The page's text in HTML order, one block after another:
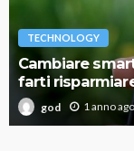
TECHNOLOGY
Cambiare
farti
god 1 anno ago